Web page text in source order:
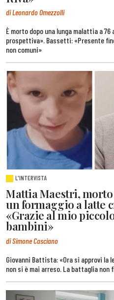
di Leonardo Omezzolli
È morto dopo una lunga malattia a 76
prospettiva». Bassetti: «Presente
non comuni»
L'INTERVISTA
Mattia Maestri,
un formaggio a latte
«Grazie al mio
bambini»
di Simone Casciano
Giovanni Battista: «Ora si approvi
non si è mai arreso. La battaglia non